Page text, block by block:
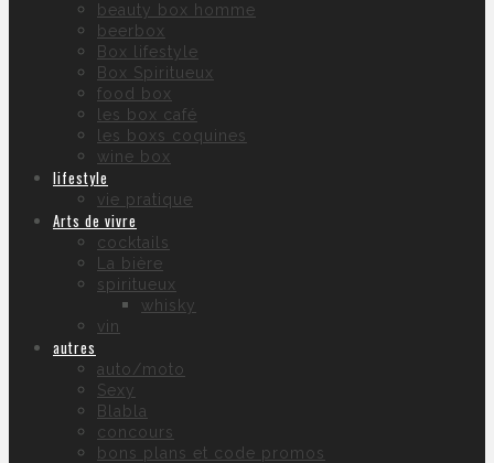
beauty box homme
beerbox
Box lifestyle
Box Spiritueux
food box
les box café
les boxs coquines
wine box
lifestyle
vie pratique
Arts de vivre
cocktails
La bière
spiritueux
whisky
vin
autres
auto/moto
Sexy
Blabla
concours
bons plans et code promos